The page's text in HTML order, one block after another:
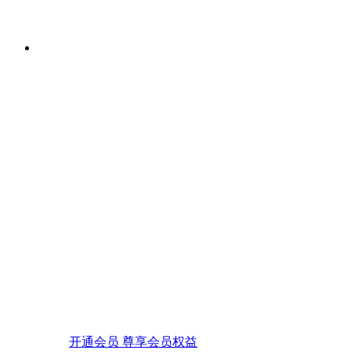
开通会员 尊享会员权益